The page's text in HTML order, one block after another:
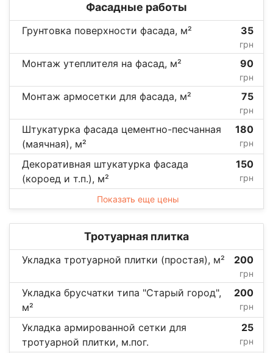
Фасадные работы
Грунтовка поверхности фасада, м² 35
грн
Монтаж утеплителя на фасад, м² 90
грн
Монтаж армосетки для фасада, м² 75
грн
Штукатурка фасада цементно-песчанная
(маячная), м²
180
грн
Декоративная штукатурка фасада
(короед и т.п.), м²
150
грн
Показать еще цены
Тротуарная плитка
Укладка тротуарной плитки (простая), м² 200
грн
Укладка брусчатки типа "Старый город",
м²
200
грн
Укладка армированной сетки для
тротуарной плитки, м.пог.
25
грн